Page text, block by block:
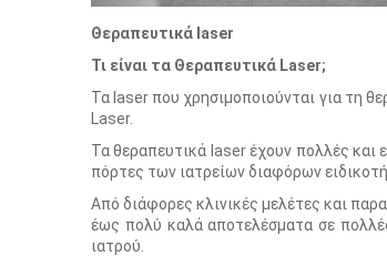
Θεραπευτικά laser
Τι είναι τα Θεραπευτικά Laser;
Τα laser που χρησιμοποιούνται για τη
Laser.
Τα θεραπευτικά laser έχουν πολλές και
πόρτες των ιατρείων διαφόρων
Από διάφορες κλινικές μελέτες και
έως πολύ καλά αποτελέσματα σε
ιατρού.